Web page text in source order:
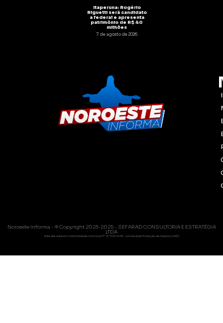
Itaperuna: Rogério
Riguetti será candidato
a federal e apresenta
patrimônio de R$ 40
milhões
7 de agosto de 2026
Noroeste Informa - © Copyright 2023-2025 - SEFARAD CONSULTORIA E ESTRATÉGIA
LTDA
Este site está em conformidade com a Lei nº 13.709/2018 - Lei Geral de Proteção de Dados (LGPD)